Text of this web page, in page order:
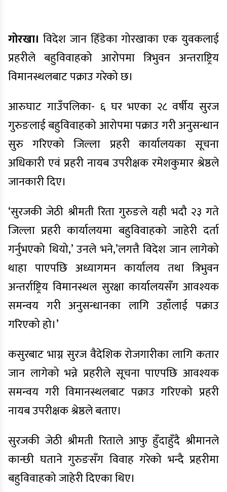
गोरखा। विदेश जान हिँडेका गोरखाका एक युवकलाई
प्रहरीले बहुविवाहको आरोपमा त्रिभुवन अन्तराष्ट्रिय
विमानस्थलबाट पक्राउ गरेको छ।
आरुघाट गाउँपलिका- ६ घर भएका २८ वर्षीय सुरज
गुरुङलाई बहुविवाहको आरोपमा पक्राउ गरी अनुसन्धान
सुरु गरिएको जिल्ला प्रहरी कार्यालयका सूचना
अधिकारी एवं प्रहरी नायब उपरीक्षक रमेशकुमार श्रेष्ठले
जानकारी दिए।
‘सुरजकी जेठी श्रीमती रिता गुरुङले यही भदौ २३ गते
जिल्ला प्रहरी कार्यालयमा बहुविवाहको जाहेरी दर्ता
गर्नुभएको थियो,’ उनले भने,’लगत्तै विदेश जान लागेको
थाहा पाएपछि अध्यागमन कार्यालय तथा त्रिभुवन
अन्तर्राष्ट्रिय विमानस्थल सुरक्षा कार्यालयसँग आवश्यक
समन्वय गरी अनुसन्धानका लागि उहाँलाई पक्राउ
गरिएको हो।’
कसुरबाट भाग्न सुरज वैदेशिक रोजगारीका लागि कतार
जान लागेको भन्ने प्रहरीले सूचना पाएपछि आवश्यक
समन्वय गरी विमानस्थलबाट पक्राउ गरिएको प्रहरी
नायब उपरीक्षक श्रेष्ठले बताए।
सुरजकी जेठी श्रीमती रिताले आफु हुँदाहुँदै श्रीमानले
कान्छी घताने गुरुङसँग विवाह गरेको भन्दै प्रहरीमा
बहुविवाहको जाहेरी दिएका थिए।